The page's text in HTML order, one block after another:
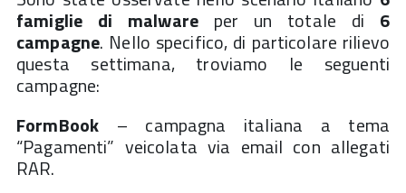
famiglie di malware per un totale di 6
campagne. Nello specifico, di particolare rilievo
questa settimana, troviamo le seguenti
campagne:
FormBook – campagna italiana a tema
“Pagamenti” veicolata via email con allegati
RAR.